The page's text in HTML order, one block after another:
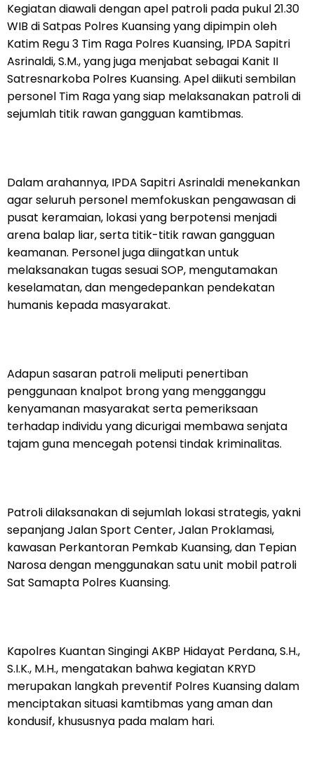
Kegiatan diawali dengan apel patroli pada pukul 21.30
WIB di Satpas Polres Kuansing yang dipimpin oleh
Katim Regu 3 Tim Raga Polres Kuansing, IPDA Sapitri
Asrinaldi, S.M., yang juga menjabat sebagai Kanit II
Satresnarkoba Polres Kuansing. Apel diikuti sembilan
personel Tim Raga yang siap melaksanakan patroli di
sejumlah titik rawan gangguan kamtibmas.
Dalam arahannya, IPDA Sapitri Asrinaldi menekankan
agar seluruh personel memfokuskan pengawasan di
pusat keramaian, lokasi yang berpotensi menjadi
arena balap liar, serta titik-titik rawan gangguan
keamanan. Personel juga diingatkan untuk
melaksanakan tugas sesuai SOP, mengutamakan
keselamatan, dan mengedepankan pendekatan
humanis kepada masyarakat.
Adapun sasaran patroli meliputi penertiban
penggunaan knalpot brong yang mengganggu
kenyamanan masyarakat serta pemeriksaan
terhadap individu yang dicurigai membawa senjata
tajam guna mencegah potensi tindak kriminalitas.
Patroli dilaksanakan di sejumlah lokasi strategis, yakni
sepanjang Jalan Sport Center, Jalan Proklamasi,
kawasan Perkantoran Pemkab Kuansing, dan Tepian
Narosa dengan menggunakan satu unit mobil patroli
Sat Samapta Polres Kuansing.
Kapolres Kuantan Singingi AKBP Hidayat Perdana, S.H.,
S.I.K., M.H., mengatakan bahwa kegiatan KRYD
merupakan langkah preventif Polres Kuansing dalam
menciptakan situasi kamtibmas yang aman dan
kondusif, khususnya pada malam hari.